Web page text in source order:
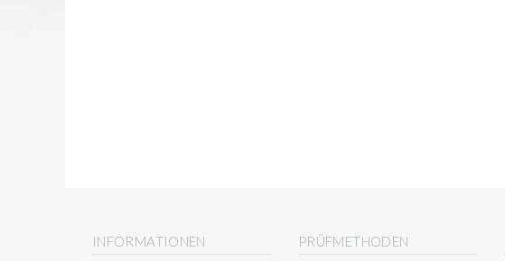
INFORMATIONEN PRÜFMETHODEN